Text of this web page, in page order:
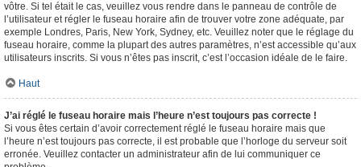
vôtre. Si tel était le cas, veuillez vous rendre dans le panneau de contrôle de
l’utilisateur et régler le fuseau horaire afin de trouver votre zone adéquate, par
exemple Londres, Paris, New York, Sydney, etc. Veuillez noter que le réglage du
fuseau horaire, comme la plupart des autres paramètres, n’est accessible qu’aux
utilisateurs inscrits. Si vous n’êtes pas inscrit, c’est l’occasion idéale de le faire.
Haut
J’ai réglé le fuseau horaire mais l’heure n’est toujours pas correcte !
Si vous êtes certain d’avoir correctement réglé le fuseau horaire mais que
l’heure n’est toujours pas correcte, il est probable que l’horloge du serveur soit
erronée. Veuillez contacter un administrateur afin de lui communiquer ce